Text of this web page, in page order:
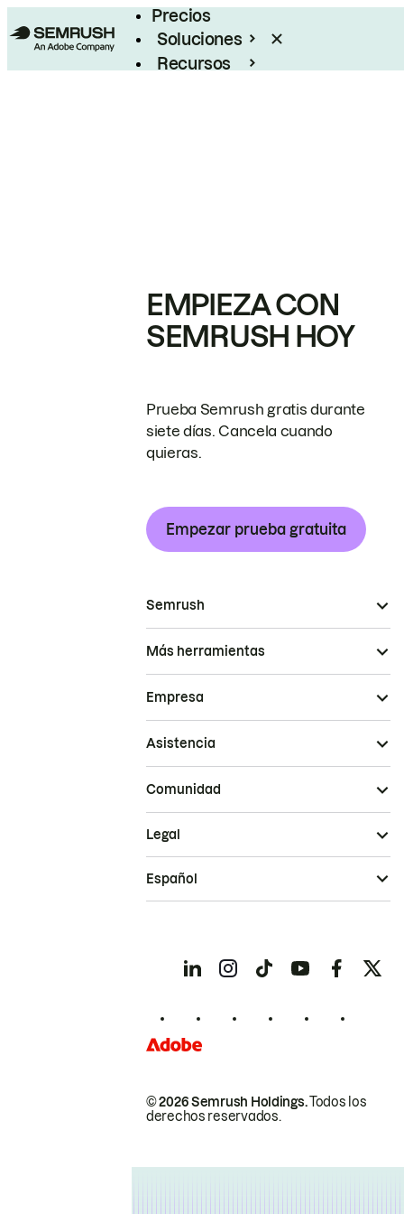
Precios
Soluciones
Recursos
EMPIEZA CON
SEMRUSH HOY
Prueba Semrush gratis durante
siete días. Cancela cuando
quieras.
Empezar prueba gratuita
Semrush
Más herramientas
Empresa
Asistencia
Comunidad
© 2026 Semrush Holdings.Todos los
derechos reservados.
Legal
Español